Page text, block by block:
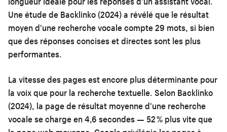
Une étude de Backlinko (2024) a révélé que le résultat
moyen d'une recherche vocale compte 29 mots, si bien
que des réponses concises et directes sont les plus
performantes.
La vitesse des pages est encore plus déterminante pour
la voix que pour la recherche textuelle. Selon Backlinko
(2024), la page de résultat moyenne d'une recherche
vocale se charge en 4,6 secondes — 52 % plus vite que